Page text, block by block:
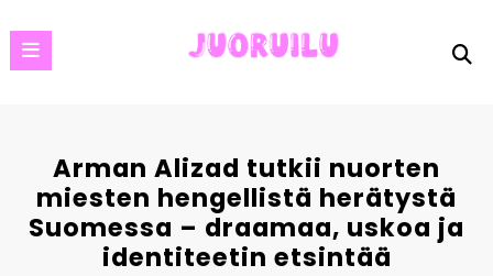
to
content
Arman Alizad tutkii nuorten
miesten hengellistä herätystä
Suomessa – draamaa, uskoa ja
identiteetin etsintää